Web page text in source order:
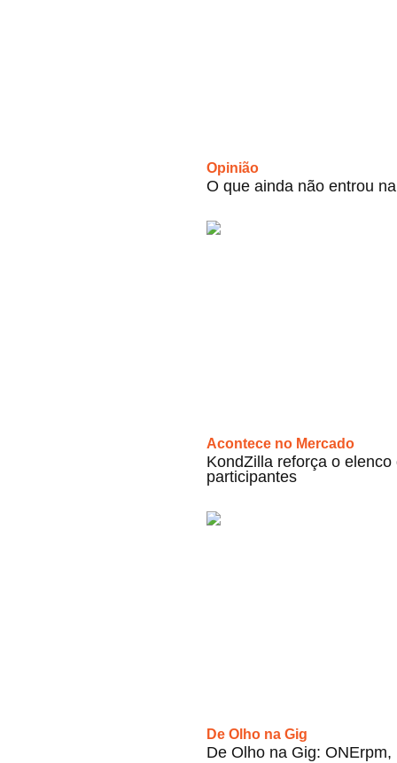
Opinião
O que ainda não entrou
Acontece no Mercado
KondZilla reforça o elenco
participantes
De Olho na Gig
De Olho na Gig: